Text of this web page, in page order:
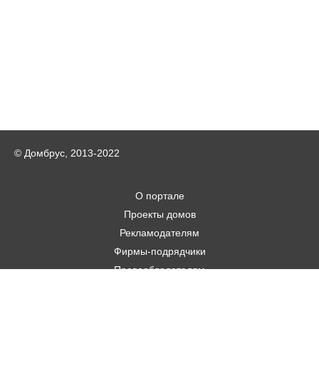
© Домбрус, 2013-2022
О портале
Проекты домов
Рекламодателям
Фирмы-подрядчики
Правообладателям